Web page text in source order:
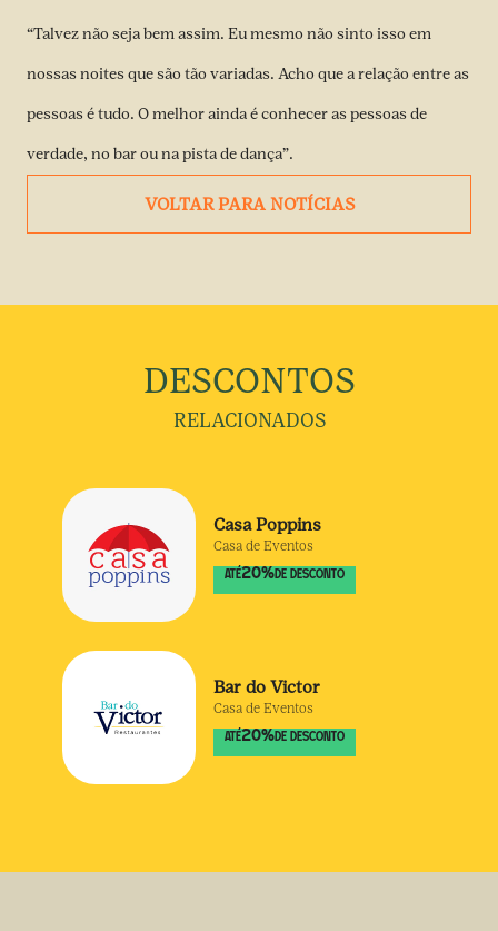
“Talvez não seja bem assim. Eu mesmo não sinto isso em
nossas noites que são tão variadas. Acho que a relação entre as
pessoas é tudo. O melhor ainda é conhecer as pessoas de
verdade, no bar ou na pista de dança”.
VOLTAR PARA NOTÍCIAS
DESCONTOS
RELACIONADOS
Casa Poppins
Casa de Eventos
ATÉ20% DE DESCONTO
Bar do Victor
Casa de Eventos
ATÉ20% DE DESCONTO